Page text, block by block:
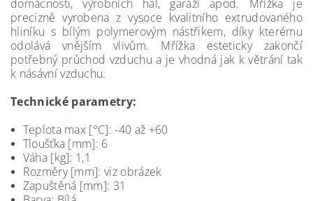
domácnosti, výrobních hal, garáží apod. Mřížka je
precizně vyrobena z vysoce kvalitního extrudovaného
hliníku s bílým polymerovým nástřikem, díky kterému
odolává vnějším vlivům. Mřížka esteticky zakončí
potřebný průchod vzduchu a je vhodná jak k větrání tak
k násávní vzduchu.
Technické parametry:
Teplota max [°C]: -40 až +60
Tloušťka [mm]: 6
Váha [kg]: 1,1
Rozměry [mm]: viz obrázek
Zapuštěná [mm]: 31